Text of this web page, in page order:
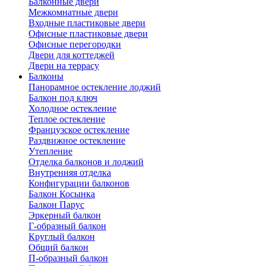
Межкомнатные двери
Входные пластиковые двери
Офисные пластиковые двери
Офисные перегородки
Двери для коттеджей
Двери на террасу
Балконы
Панорамное остекление лоджий
Балкон под ключ
Холодное остекление
Теплое остекление
Французское остекление
Раздвижное остекление
Утепление
Отделка балконов и лоджий
Внутренняя отделка
Конфигурации балконов
Балкон Косынка
Балкон Парус
Эркерный балкон
Г-образный балкон
Круглый балкон
Общий балкон
П-образный балкон